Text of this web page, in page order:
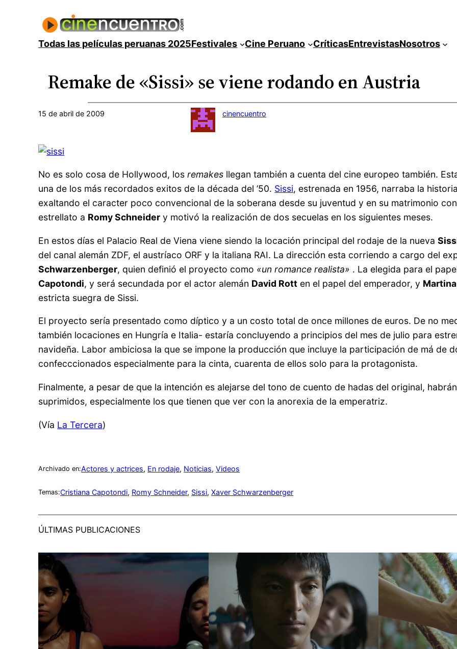
contenidoTodas las películas peruanas 2025Festivales Cine Peruano CríticasEntrevistasNosotros
Remake de «Sissi» se viene rodando en Austria
15 de abril de 2009 cinencuentro
No es solo cosa de Hollywood, losremakes llegan también a cuenta del cine europeo también.
una de los más recordados exitos de la década del ’50. Sissi, estrenada en 1956, narraba la
exaltando el caracter poco convencional de la soberana desde su juventud y en su matrimonio con
estrellato a Romy Schneider y motivó la realización de dos secuelas en los siguientes meses.
En estos días el Palacio Real de Viena viene siendo la locación principal del rodaje de la nueva
del canal alemán ZDF, el austríaco ORF y la italiana RAI. La dirección esta corriendo a cargo del
Schwarzenberger, quien definió el proyecto como «un romance realista» . La elegida para el
Capotondi, y será secundada por el actor alemán David Rott en el papel del emperador, y
estricta suegra de Sissi.
El proyecto sería presentado como díptico y a un costo total de once millones de euros. De no
también locaciones en Hungría e Italia- estaría concluyendo a principios del mes de julio para
navideña. Labor ambiciosa la que se impone la producción que incluye la participación de má de
confecccionados especialmente para la cinta, cuarenta de ellos solo para la protagonista.
Finalmente, a pesar de que la intención es alejarse del tono de cuento de hadas del original,
suprimidos, especialmente los que tienen que ver con la anorexia de la emperatriz.
(Vía La Tercera)
Archivado en:Actores y actrices, En rodaje, Noticias, Videos
Temas:Cristiana Capotondi, Romy Schneider, Sissi, Xaver Schwarzenberger
ÚLTIMAS PUBLICACIONES